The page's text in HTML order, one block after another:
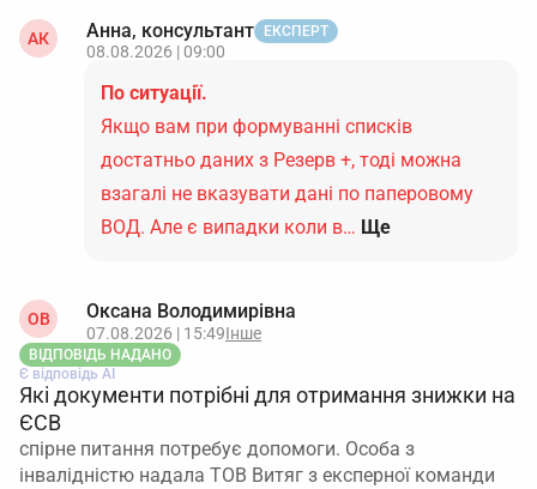
АК Анна, консультант ЕКСПЕРТ
08.08.2026 | 09:00
По ситуації.
Якщо вам при формуванні списків
достатньо даних з Резерв +, тоді можна
взагалі не вказувати дані по паперовому
ВОД. Але є випадки коли в… Ще
ОВ Оксана Володимирівна
07.08.2026 | 15:49Інше
ВІДПОВІДЬ НАДАНО
Є відповідь АІ
Які документи потрібні для отримання знижки на
ЄСВ
спірне питання потребує допомоги. Особа з
інвалідністю надала ТОВ Витяг з експерної команди